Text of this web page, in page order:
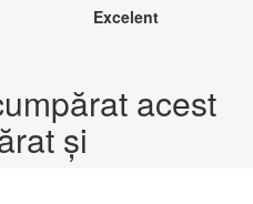
Excelent
acest
și